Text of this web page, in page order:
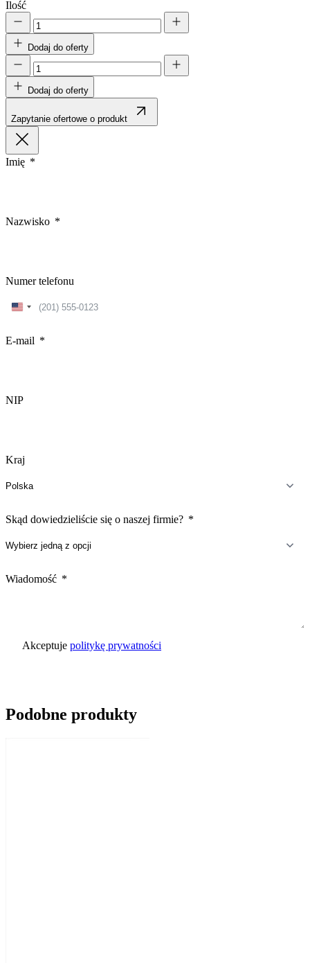
Ilość
Dodaj do oferty
Dodaj do oferty
Zapytanie ofertowe o produkt
Imię
Nazwisko
Numer telefonu
United
E-mail
NIP
Kraj
Skąd dowiedzieliście się o naszej firmie?
Wiadomość
Akceptuje politykę prywatności
Podobne produkty